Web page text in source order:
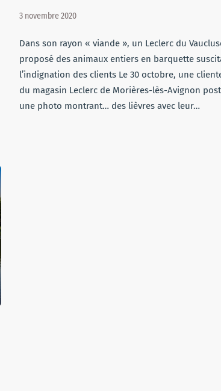
3 novembre 2020
Dans son rayon « viande », un Leclerc du
proposé des animaux entiers en barquette
l’indignation des clients Le 30 octobre, une
du magasin Leclerc de Morières-lès-Avignon
une photo montrant… des lièvres avec leur…